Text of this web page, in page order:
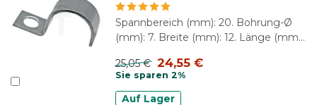
Spannbereich (mm): 20. Bohrung-Ø
(mm): 7. Breite (mm): 12. Länge (mm...
25,05 € 24,55 €
Sie sparen 2%
Auf Lager